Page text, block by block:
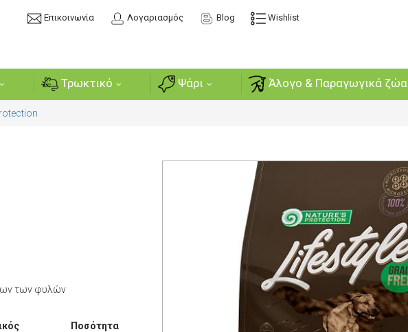
Επικοινωνία Λογαριασμός Blog Wishlist
Τρωκτικό Ψάρι Άλογο & Παραγωγικά ζώα
των φυλών
Ποσότητα